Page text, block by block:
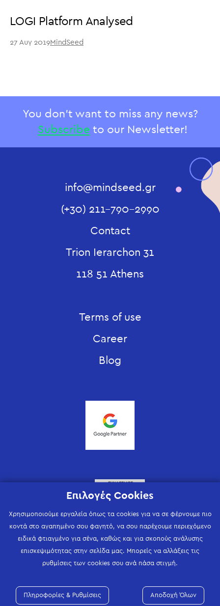
LOGI Platform Analysed
27 Αυγ 2019MindSeed
You don't want to miss any news?
Subscribe to our Newsletter!
info@mindseed.gr
(+30) 211-790-2990
Contact
Trion Ierarchon 31
118 51 Athens
Terms of use
Career
Blog
Επιλογές Cookies
Χρησιμοποιούμε εργαλεία όπως τα cookies για να σε φέρνουμε πιο
κοντά στο αγαπημένο σου φαγητό, να σου παρέχουμε περιεχόμενο
ειδικά φτιαγμένο για σένα, καθώς και για σκοπούς ανάλυσης
επισκεψιμότητας στην σελίδα μας. Μπορείς να αλλάξεις τις
ρυθμίσεις των cookies σου ανά πάσα στιγμή.
Πληροφορίες & Ρυθμίσεις Αποδοχή Όλων